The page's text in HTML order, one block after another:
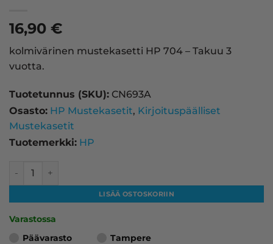
16,90 €
kolmivärinen mustekasetti HP 704 – Takuu 3
vuotta.
Tuotetunnus (SKU): CN693A
Osasto: HP Mustekasetit, Kirjoituspäälliset
Mustekasetit
Tuotemerkki: HP
HP 704 mustekasetti, kolmivärinen – tarvike, premium
LISÄÄ OSTOSKORIIN
Varastossa
Päävarasto
Tampere